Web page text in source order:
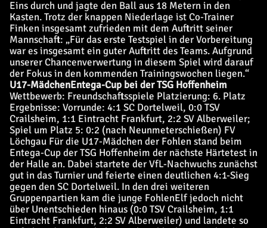
Eins durch und jagte den Ball aus 18 Metern in den
Kasten. Trotz der knappen Niederlage ist Co-Trainer
Finken insgesamt zufrieden mit dem Auftritt seiner
Mannschaft: „Für das erste Testspiel in der Vorbereitung
war es insgesamt ein guter Auftritt des Teams. Aufgrund
unserer Chancenverwertung in diesem Spiel wird darauf
der Fokus in den kommenden Trainingswochen liegen.“
U17-MädchenEntega-Cup bei der TSG Hoffenheim
Wettbewerb: Freundschaftsspiele Platzierung: 6. Platz
Ergebnisse: Vorrunde: 4:1 SC Dortelweil, 0:0 TSV
Crailsheim, 1:1 Eintracht Frankfurt, 2:2 SV Alberweiler;
Spiel um Platz 5: 0:2 (nach Neunmeterschießen) FV
Löchgau Für die U17-Mädchen der Fohlen stand beim
Entega-Cup der TSG Hoffenheim der nächste Härtetest in
der Halle an. Dabei startete der VfL-Nachwuchs zunächst
gut in das Turnier und feierte einen deutlichen 4:1-Sieg
gegen den SC Dortelweil. In den drei weiteren
Gruppenpartien kam die junge FohlenElf jedoch nicht
über Unentschieden hinaus (0:0 TSV Crailsheim, 1:1
Eintracht Frankfurt, 2:2 SV Alberweiler) und landete so